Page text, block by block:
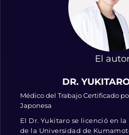
El
DR.
Médico del Trabajo Certificado
Japonesa
El Dr. Yukitaro se licenció en
de la Universidad de